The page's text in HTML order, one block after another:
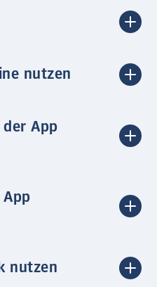
nutzen
App
nutzen